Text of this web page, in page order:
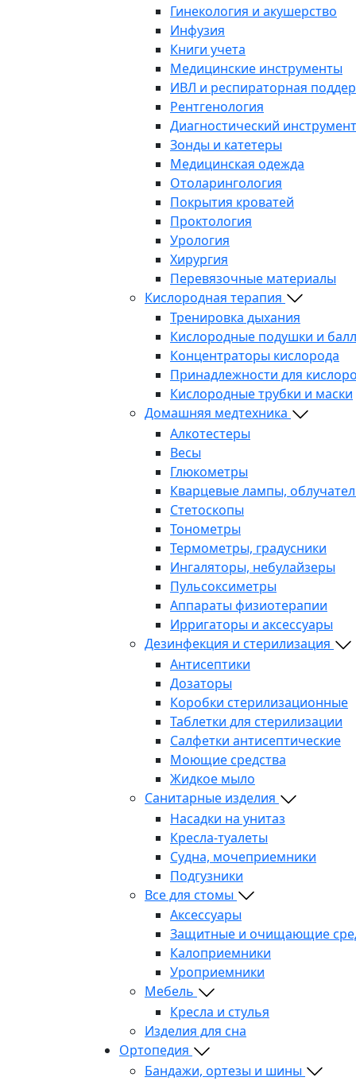
Гинекология и акушерство
Инфузия
Книги учета
Медицинские инструменты
ИВЛ и респираторная
Рентгенология
Диагностический инструмент
Зонды и катетеры
Медицинская одежда
Отоларингология
Покрытия кроватей
Проктология
Урология
Хирургия
Перевязочные материалы
Кислородная терапия
Тренировка дыхания
Кислородные подушки и
Концентраторы кислорода
Принадлежности для
Кислородные трубки и маски
Домашняя медтехника
Алкотестеры
Весы
Глюкометры
Кварцевые лампы,
Стетоскопы
Тонометры
Термометры, градусники
Ингаляторы, небулайзеры
Пульсоксиметры
Аппараты физиотерапии
Ирригаторы и аксессуары
Дезинфекция и стерилизация
Антисептики
Дозаторы
Коробки стерилизационные
Таблетки для стерилизации
Салфетки антисептические
Моющие средства
Жидкое мыло
Санитарные изделия
Насадки на унитаз
Кресла-туалеты
Судна, мочеприемники
Подгузники
Все для стомы
Аксессуары
Защитные и очищающие
Калоприемники
Уроприемники
Мебель
Кресла и стулья
Изделия для сна
Ортопедия
Бандажи, ортезы и шины